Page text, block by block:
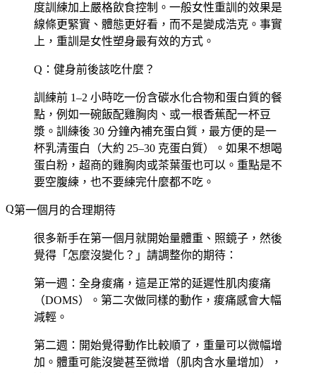
度訓練加上嚴格飲食控制。一般女性重訓的效果是
線條更緊實、體態更好看，而不是變成浩克。事實
上，重訓是女性塑身最有效的方式。
Q：健身前後該吃什麼？
訓練前 1–2 小時吃一份含碳水化合物和蛋白質的餐
點，例如一碗飯配雞胸肉、或一根香蕉配一杯豆
漿。訓練後 30 分鐘內補充蛋白質，最方便的是一
杯乳清蛋白（大約 25–30 克蛋白質）。如果不想喝
蛋白粉，超商的雞胸肉或茶葉蛋也可以。重點是不
要空腹練，也不要練完什麼都不吃。
第一個月的合理期待
很多新手在第一個月就開始量體重、照鏡子，然後
覺得「怎麼沒變化？」請調整你的期待：
第一週 ：全身痠痛，這是正常的延遲性肌肉痠痛
（DOMS）。第二次做同樣的動作，痠痛感會大幅
減輕。
第二週 ：開始覺得動作比較順了，重量可以微幅增
加。體重可能沒變甚至微增（肌肉含水量增加），